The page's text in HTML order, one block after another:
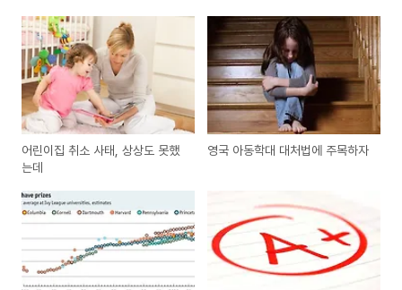
어린이집 취소 사태, 상상도 못했
는데
영국 아동학대 대처법에 주목하자